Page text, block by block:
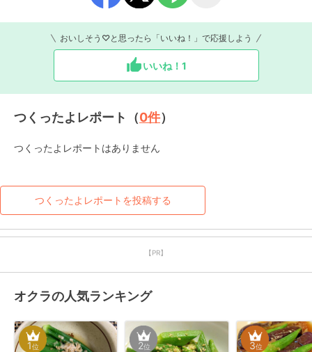
おいしそう♡と思ったら「いいね！」で応援しよう
いいね！ 1
つくったよレポート（0件）
つくったよレポートはありません
つくったよレポートを投稿する
【PR】
オクラの人気ランキング
1位 2位 3位